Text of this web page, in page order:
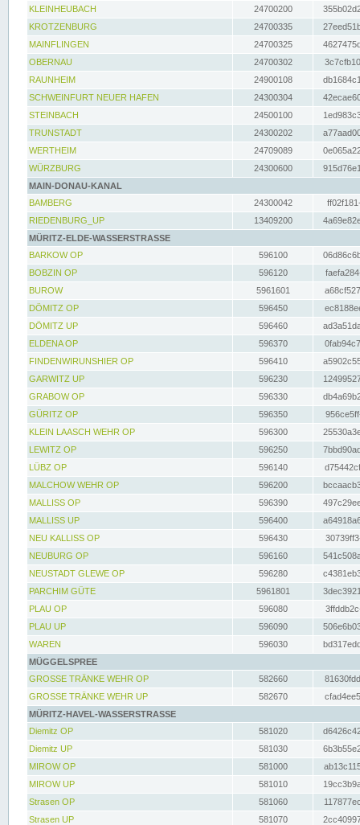
KLEINHEUBACH 24700200
KROTZENBURG
24700335
MAINFLINGEN
24700325
OBERNAU
24700302
RAUNHEIM
24900108
SCHWEINFURT NEUER HAFEN
24300304
STEINBACH
24500100
TRUNSTADT
24300202
WERTHEIM
24709089
WÜRZBURG
24300600
MAIN-DONAU-KANAL
BAMBERG
24300042
RIEDENBURG_UP
13409200
MÜRITZ-ELDE-WASSERSTRASSE
BARKOW OP
596100
BOBZIN OP
596120
BUROW
5961601
DÖMITZ OP
596450
DÖMITZ UP
596460
ELDENA OP
596370
FINDENWIRUNSHIER OP
596410
GARWITZ UP
596230
GRABOW OP
596330
GÜRITZ OP
596350
KLEIN LAASCH WEHR OP
596300
LEWITZ OP
596250
LÜBZ OP
596140
MALCHOW WEHR OP
596200
MALLISS OP
596390
MALLISS UP
596400
NEU KALLISS OP
596430
NEUBURG OP
596160
NEUSTADT GLEWE OP
596280
PARCHIM GÜTE
5961801
PLAU OP
596080
PLAU UP
596090
WAREN
596030
MÜGGELSPREE
GROSSE TRÄNKE WEHR OP
582660
GROSSE TRÄNKE WEHR UP
582670
MÜRITZ-HAVEL-WASSERSTRASSE
Diemitz OP
581020
Diemitz UP
581030
MIROW OP
581000
MIROW UP
581010
Strasen OP
581060
Strasen UP
581070